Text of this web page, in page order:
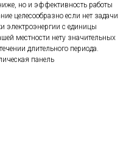
но и эффективность работы
целесообразно если нет задачи
электроэнергии с единицы
местности нету значительных
длительного периода.
панель